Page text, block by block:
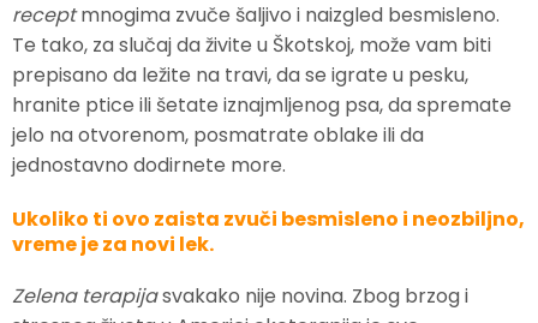
receptmnogima zvuče šaljivo i naizgled besmisleno.
Te tako, za slučaj da živite u Škotskoj, može vam biti
prepisano da ležite na travi, da se igrate u pesku,
hranite ptice ili šetate iznajmljenog psa, da spremate
jelo na otvorenom, posmatrate oblake ili da
jednostavno dodirnete more.
Ukoliko ti ovo zaista zvuči besmisleno i neozbiljno,
vreme je za novi lek.
Zelena terapijasvakako nije novina. Zbog brzog i